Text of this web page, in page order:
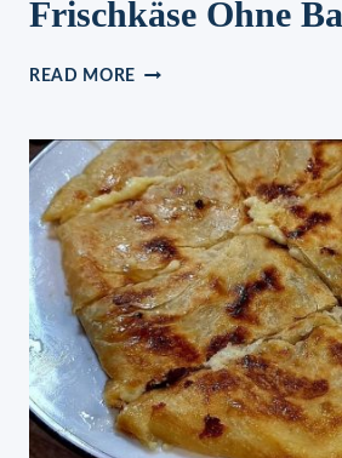
Frischkäse Ohne
READ MORE MHMMMMM
–
KIWI
TORTE
MIT
FRISCHKÄSE
OHNE
BACKEN